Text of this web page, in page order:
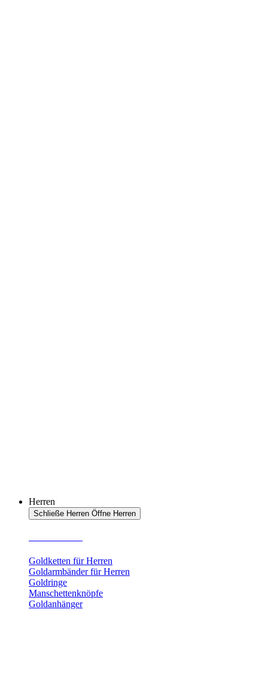
Herren
Schließe Herren Öffne Herren
Goldketten für Herren
Goldarmbänder für Herren
Goldringe
Manschettenknöpfe
Goldanhänger